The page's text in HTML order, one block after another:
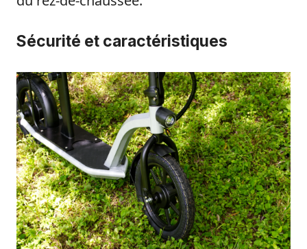
Sécurité et caractéristiques